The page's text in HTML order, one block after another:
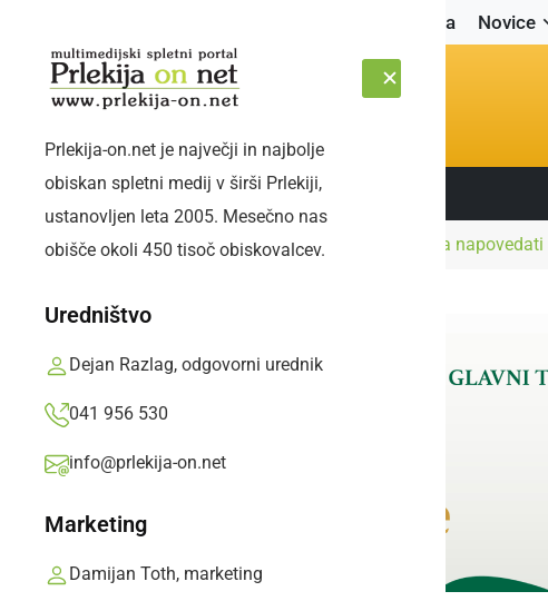
Naslovnica Novice
ČETRTEK, 6. AVGUST 2026 Sledite nam:
Prlekija-on.net je največji in najbolje
obiskan spletni medij v širši Prlekiji,
ustanovljen leta 2005. Mesečno nas
obišče okoli 450 tisoč obiskovalcev.
Uredništvo
Dejan Razlag, odgovorni urednik
041 956 530
info@prlekija-on.net
Marketing
Damijan Toth, marketing
Naslovnica BlogAli vam lahko AI pomaga napovedati